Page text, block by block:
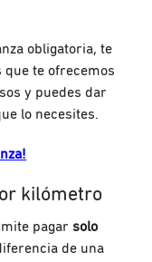
obligatoria, te
te ofrecemos
y puedes dar
lo necesites.
kilómetro
pagarsolo
de una